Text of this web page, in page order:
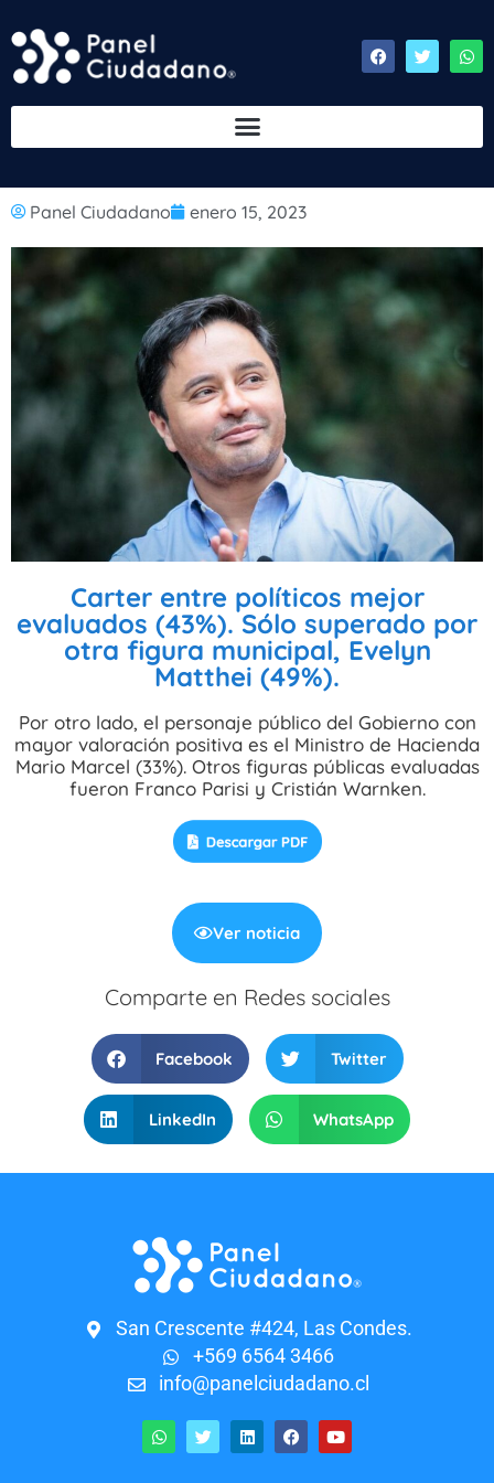
Panel Ciudadano enero 15, 2023
Carter entre políticos mejor
evaluados (43%). Sólo superado por
otra figura municipal, Evelyn
Matthei (49%).
Por otro lado, el personaje público del Gobierno con
mayor valoración positiva es el Ministro de Hacienda
Mario Marcel (33%). Otros figuras públicas evaluadas
fueron Franco Parisi y Cristián Warnken.
Ver noticia
Comparte en Redes sociales
Facebook Twitter
LinkedIn WhatsApp
San Crescente #424, Las Condes.
+569 6564 3466
info@panelciudadano.cl